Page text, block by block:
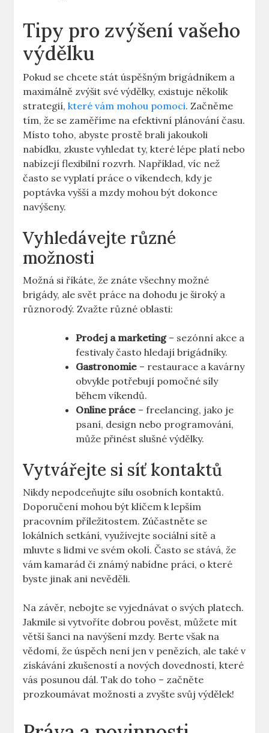
Tipy pro zvýšení vašeho
výdělku
Pokud se chcete stát úspěšným brigádníkem a
maximálně zvýšit své výdělky, existuje několik
strategií,které vám mohou pomoci. Začněme
tím, že se zaměříme na efektivní plánování času.
Místo toho, abyste prostě brali jakoukoli
nabídku, zkuste vyhledat ty, které lépe platí nebo
nabízejí flexibilní rozvrh. Například, víc než
často se vyplatí práce o víkendech, kdy je
poptávka vyšší a mzdy mohou být dokonce
navýšeny.
Vyhledávejte různé
možnosti
Možná si říkáte, že znáte všechny možné
brigády, ale svět práce na dohodu je široký a
různorodý. Zvažte různé oblasti:
Prodej a marketing– sezónní akce a
festivaly často hledají brigádníky.
Gastronomie – restaurace a kavárny
obvykle potřebují pomočné síly
během víkendů.
Online práce – freelancing, jako je
psaní, design nebo programování,
může přinést slušné výdělky.
Vytvářejte si síť kontaktů
Nikdy nepodceňujte sílu osobních kontaktů.
Doporučení mohou být klíčem k lepším
pracovním příležitostem. Zúčastněte se
lokálních setkání, využívejte sociální sítě a
mluvte s lidmi ve svém okolí. Často se stává, že
vám kamarád či známý nabídne práci, o které
byste jinak ani nevěděli.
Na závěr, nebojte se vyjednávat o svých platech.
Jakmile si vytvoříte dobrou pověst, můžete mít
větší šanci na navýšení mzdy. Berte však na
vědomí, že úspěch není jen v penězích, ale také v
získávání zkušeností a nových dovedností, které
vás posunou dál. Tak do toho – začněte
prozkoumávat možnosti a zvyšte svůj výdělek!